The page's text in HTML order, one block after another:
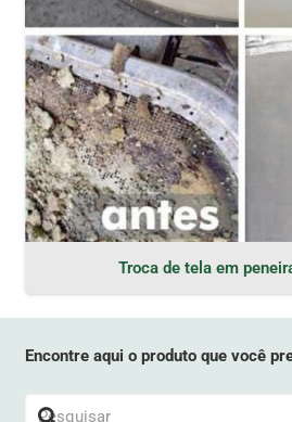
Troca de tela em
Encontre aqui o produto que você